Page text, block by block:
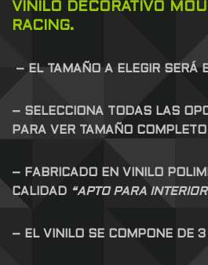
VINILO DECORATIVO
RACING.
– EL TAMAÑO A ELEGIR SERÁ
– SELECCIONA TODAS LAS
PARA VER TAMAÑO
– FABRICADO EN VINILO
CALIDAD “APTO PARA
– EL VINILO SE COMPONE DE 3